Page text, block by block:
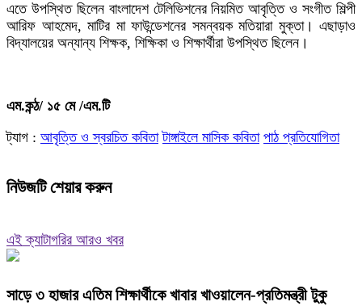
এতে উপস্থিত ছিলেন বাংলাদেশ টেলিভিশনের নিয়মিত আবৃত্তি ও সংগীত শিল্পী
আরিফ আহমেদ, মাটির মা ফাউন্ডেশনের সমন্বয়ক মতিয়ারা মুক্তা। এছাড়াও
বিদ্যালয়ের অন্যান্য শিক্ষক, শিক্ষিকা ও শিক্ষার্থীরা উপস্থিত ছিলেন।
এম.কন্ঠ/ ১৫ মে /এম.টি
ট্যাগ : আবৃত্তি ও স্বরচিত কবিতা টাঙ্গাইলে মাসিক কবিতা পাঠ প্রতিযোগিতা
নিউজটি শেয়ার করুন
এই ক্যাটাগরির আরও খবর
সাড়ে ৩ হাজার এতিম শিক্ষার্থীকে খাবার খাওয়ালেন-প্রতিমন্ত্রী টুকু